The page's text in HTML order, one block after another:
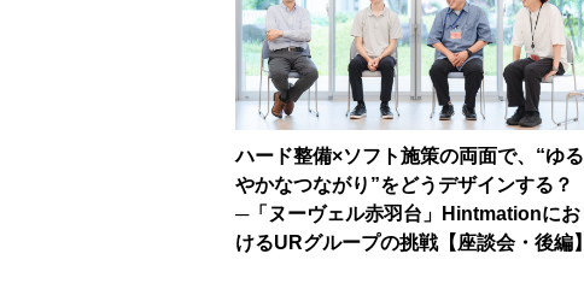
ハード整備×ソフト施策の両面で、“ゆる
やかなつながり”をどうデザインする？
─「ヌーヴェル赤羽台」Hintmationにお
けるURグループの挑戦【座談会・後編】